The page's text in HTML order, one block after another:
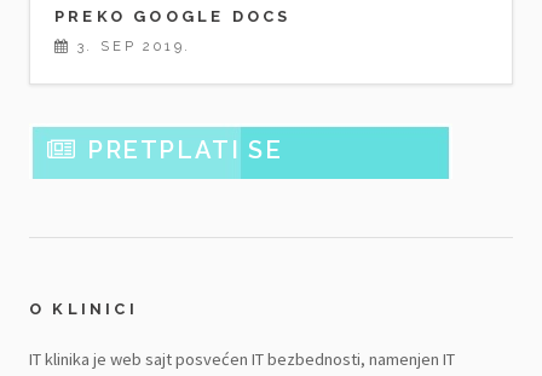
PREKO GOOGLE DOCS
3. SEP 2019.
PRETPLATI SE
O KLINICI
IT klinika je web sajt posvećen IT bezbednosti, namenjen IT